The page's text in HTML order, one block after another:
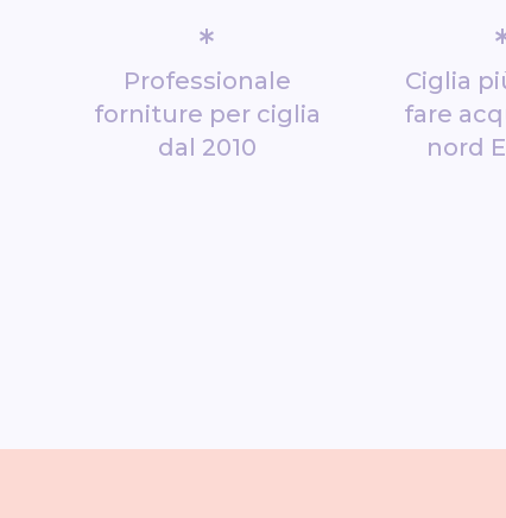
*
Professionale
forniture per ciglia
dal 2010
Ciglia
fare
nord